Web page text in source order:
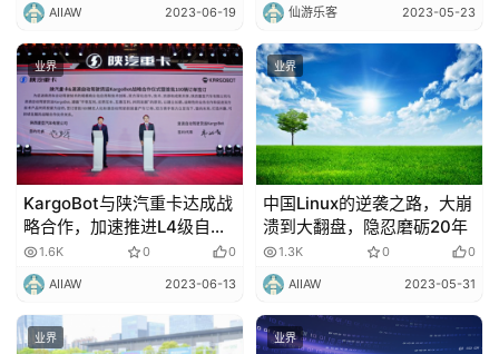
AIIAW 2023-06-19 仙游乐客 2023-05-23
业界
KargoBot与陕汽重卡达成战
略合作，加速推进L4级自动
驾驶卡车量产
1.6K 0 0
AIIAW 2023-06-13
业界
中国Linux的逆袭之路，大崩
溃到大翻盘，隐忍磨砺20年
1.3K 0 0
AIIAW 2023-05-31
业界 业界